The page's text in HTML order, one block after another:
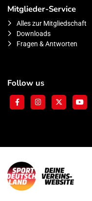
Mitglieder-Service
Alles zur Mitgliedschaft
Downloads
Fragen & Antworten
Follow us